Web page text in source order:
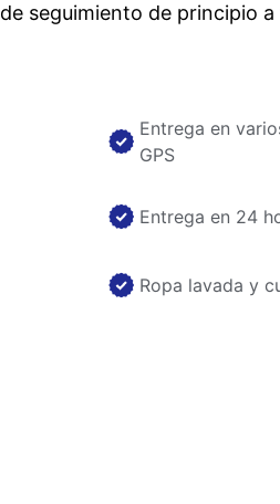
seguimiento de principio a
Entrega en
GPS
Entrega en 24
Ropa lavada y